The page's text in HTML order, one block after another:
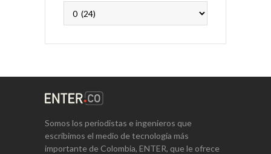
Somos los periodistas e ingenieros que
escribimos el medio de tecnología más
importante de Colombia, ENTER, que le ofrece